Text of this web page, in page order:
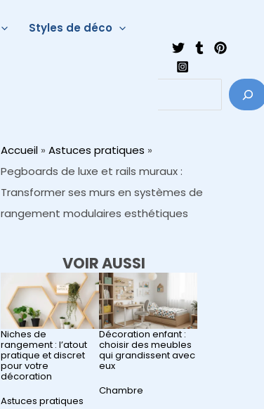
Styles de déco
Accueil » Astuces pratiques »
Pegboards de luxe et rails muraux :
Transformer ses murs en systèmes de
rangement modulaires esthétiques
VOIR AUSSI
Niches de
rangement : l’atout
pratique et discret
pour votre
décoration
Par rapport à
Astuces pratiques
Décoration enfant :
choisir des meubles
qui grandissent avec
eux
Par rapport à
Chambre